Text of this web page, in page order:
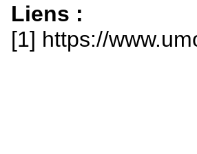
Liens :
[1] https://